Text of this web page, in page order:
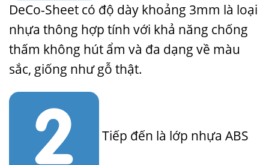
DeCo-Sheet có độ dày khoảng 3mm là loại
nhựa thông hợp tính với khả năng chống
thấm không hút ẩm và đa dạng về màu
sắc, giống như gỗ thật.
Tiếp đến là lớp nhựa ABS